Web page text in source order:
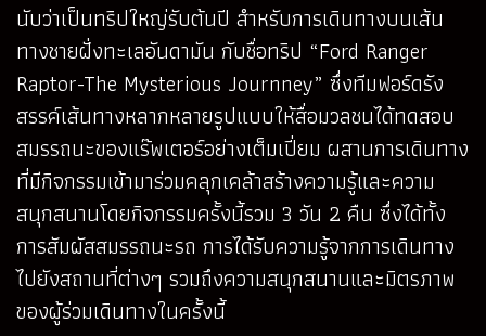
นับว่าเป็นทริปใหญ่รับต้นปี สำหรับการเดินทางบนเส้น
ทางชายฝั่งทะเลอันดามัน กับชื่อทริป “Ford Ranger
Raptor-The Mysterious Journney” ซึ่งทีมฟอร์ดรัง
สรรค์เส้นทางหลากหลายรูปแบบให้สื่อมวลชนได้ทดสอบ
สมรรถนะของแร๊พเตอร์อย่างเต็มเปี่ยม ผสานการเดินทาง
ที่มีกิจกรรมเข้ามาร่วมคลุกเคล้าสร้างความรู้และความ
สนุกสนานโดยกิจกรรมครั้งนี้รวม 3 วัน 2 คืน ซึ่งได้ทั้ง
การสัมผัสสมรรถนะรถ การได้รับความรู้จากการเดินทาง
ไปยังสถานที่ต่างๆ รวมถึงความสนุกสนานและมิตรภาพ
ของผู้ร่วมเดินทางในครั้งนี้